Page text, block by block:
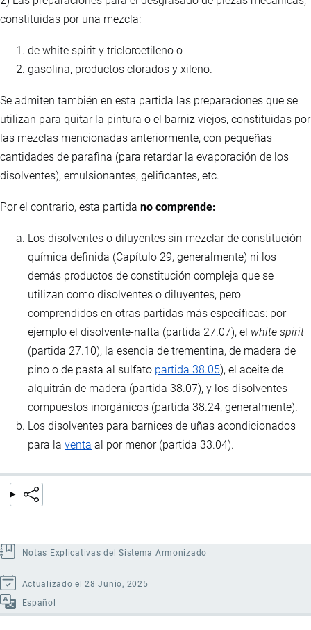
constituidas por una mezcla:
de white spirit y tricloroetileno o
gasolina, productos clorados y xileno.
Se admiten también en esta partida las preparaciones que se
utilizan para quitar la pintura o el barniz viejos, constituidas por
las mezclas mencionadas anteriormente, con pequeñas
cantidades de parafina (para retardar la evaporación de los
disolventes), emulsionantes, gelificantes, etc.
Por el contrario, esta partida no comprende:
Los disolventes o diluyentes sin mezclar de constitución
química definida (Capítulo 29, generalmente) ni los
demás productos de constitución compleja que se
utilizan como disolventes o diluyentes, pero
comprendidos en otras partidas más específicas: por
ejemplo el disolvente-nafta (partida 27.07), el white spirit
(partida 27.10), la esencia de trementina, de madera de
pino o de pasta al sulfato partida 38.05), el aceite de
alquitrán de madera (partida 38.07), y los disolventes
compuestos inorgánicos (partida 38.24, generalmente).
Los disolventes para barnices de uñas acondicionados
para la venta al por menor (partida 33.04).
Notas Explicativas del Sistema Armonizado
Actualizado el 28 Junio, 2025
Español